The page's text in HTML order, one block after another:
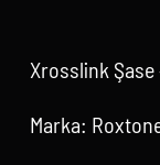
Xrosslink Şase
Marka: